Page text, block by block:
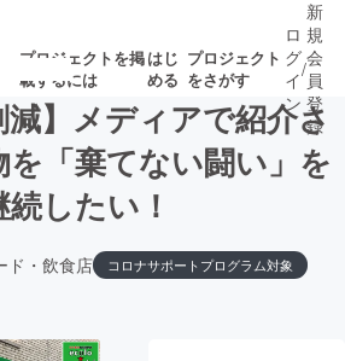
プロジェクトを掲
載するには
はじ
める
プロジェクト
をさがす
の新着プロ募集終了が近いプ
ロ
グ
イ
ン
/
新
規
会
員
登
録
減】メディアで紹介さ
「棄てない闘い」を
続したい！
ド・飲食店 コロナサポートプログラム対象